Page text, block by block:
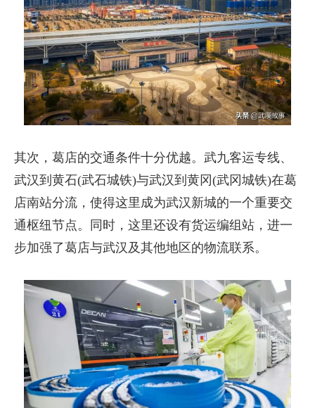
其次，葛店的交通条件十分优越。武九客运专线、
武汉到黄石(武石城铁)与武汉到黄冈(武冈城铁)在葛
店南站分流，使得这里成为武汉新城的一个重要交
通枢纽节点。同时，这里还设有货运编组站，进一
步加强了葛店与武汉及其他地区的物流联系。